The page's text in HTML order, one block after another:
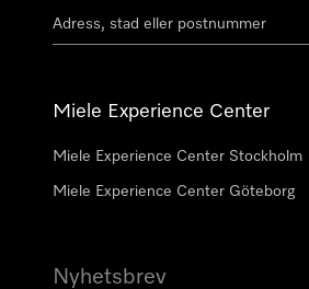
Miele Experience Center
Miele Experience Center Stockholm
Miele Experience Center Göteborg
Nyhetsbrev